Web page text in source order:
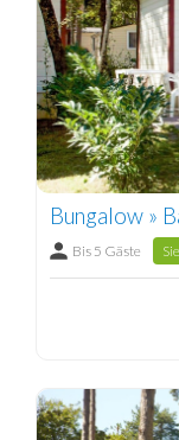
Bungalow »
Bis 5 Gäste